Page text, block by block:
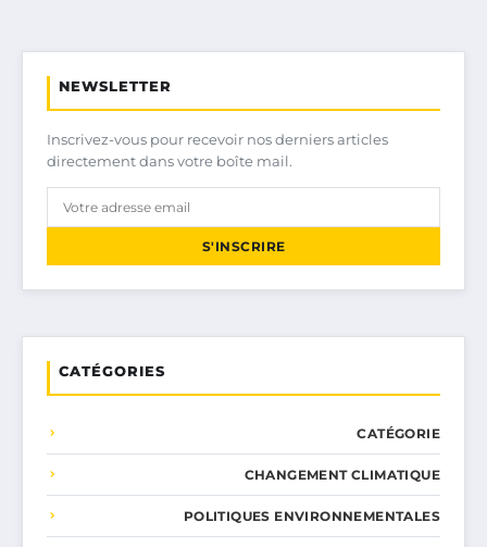
NEWSLETTER
Inscrivez-vous pour recevoir nos derniers articles
directement dans votre boîte mail.
S'INSCRIRE
CATÉGORIES
CATÉGORIE
CHANGEMENT CLIMATIQUE
POLITIQUES ENVIRONNEMENTALES